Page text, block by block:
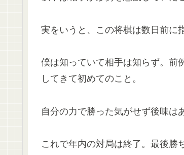
実をいうと、この将棋は数日前に
僕は知っていて相手は知らず。前
してきて初めてのこと。
自分の力で勝った気がせず後味は
これで年内の対局は終了。最後勝